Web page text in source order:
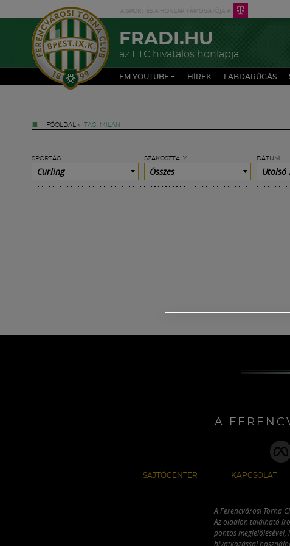
FRADI.HU
az FTC hivatalos honlapja
FM YOUTUBE + HÍREK LABDARÚGÁS
FŐOLDAL » TAG: MILÁN
SPORTÁG
Curling
SZAKOSZTÁLY
Összes
DÁTUM
Utolsó
A
SAJTÓCENTER KAPCSOLAT
A Ferencvárosi Torna
Az oldalon található
pontos
hivatkozással